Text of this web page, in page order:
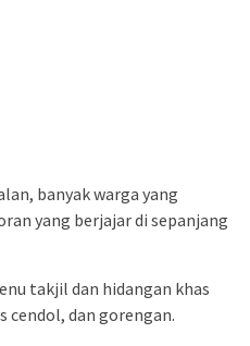
banyak warga yang
yang berjajar di sepanjang
takjil dan hidangan khas
cendol, dan gorengan.